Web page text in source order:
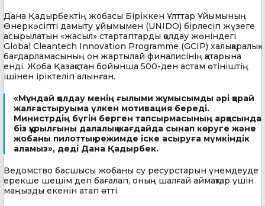
Дана Қадырбектің жобасы Біріккен Ұлттар Ұйымының
Өнеркәсіпті дамыту ұйымымен (UNIDO) бірлесіп жүзеге
асырылатын «жасыл» стартаптарды қолдау жөніндегі
Global Cleantech Innovation Programme (GCIP) халықаралық
бағдарламасының он жартылай финалисінің қатарына
енді. Жоба Қазақстан бойынша 500-ден астам өтініштің
ішінен іріктеліп алынған.
«Мұндай қолдау менің ғылыми жұмысымды әрі қарай
жалғастыруыма үлкен мотивация береді.
Министрдің бүгін берген тапсырмасының арқасында
біз құрылғыны далалық жағдайда сынап көруге және
жобаны пилоттық режимде іске асыруға мүмкіндік
аламыз», деді Дана Қадырбек.
Ведомство басшысы жобаны су ресурстарын үнемдеуде
ерекше шешім деп бағалап, оның шалғай аймақтар үшін
маңызды екенін атап өтті.